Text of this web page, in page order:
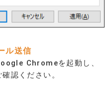
ル送信
Chromeを起動し、
認ください。